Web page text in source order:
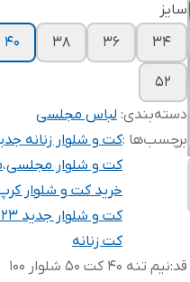
سایز
۳۴
۳۶ ۳۸ ۴۰
۵۲
دسته‌بندی: لباس مجلسی
برچسب‌ها :کت و شلوار زنانه
کت و شلوار مجلسی،
خرید کت و شلوار
کت و شلوار جدید ۲۰۲۳
کت زنانه
قد:نیم تنه ۴۰ کت ۵۰ شلوار ۱۰۰